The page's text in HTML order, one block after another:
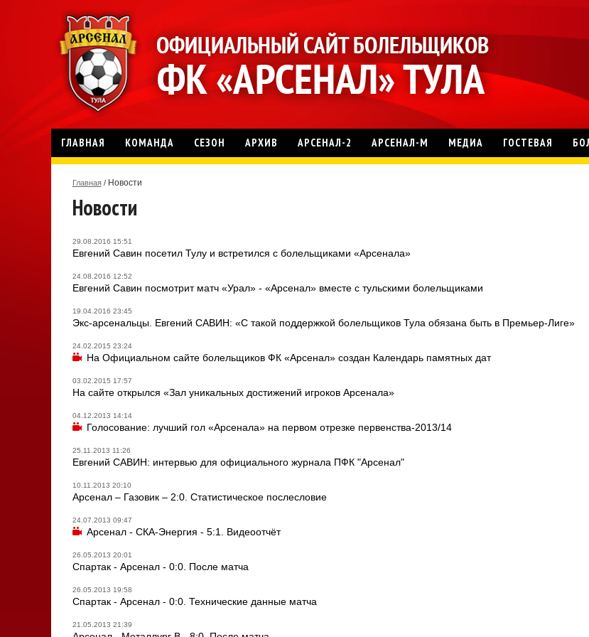
ГЛАВНАЯ КОМАНДА СЕЗОН АРХИВ АРСЕНАЛ-2 АРСЕНАЛ-М МЕДИА ГОСТЕВАЯ
Главная /Новости
Новости
29.08.2016 15:51
Евгений Савин посетил Тулу и встретился с болельщиками «Арсенала»
24.08.2016 12:52
Евгений Савин посмотрит матч «Урал» - «Арсенал» вместе с тульскими болельщиками
19.04.2016 23:45
Экс-арсенальцы. Евгений САВИН: «С такой поддержкой болельщиков Тула обязана быть в Премьер-Лиге»
24.02.2015 23:24
На Официальном сайте болельщиков ФК «Арсенал» создан Календарь памятных дат
03.02.2015 17:57
На сайте открылся «Зал уникальных достижений игроков Арсенала»
04.12.2013 14:14
Голосование: лучший гол «Арсенала» на первом отрезке первенства-2013/14
25.11.2013 11:26
Евгений САВИН: интервью для официального журнала ПФК "Арсенал"
10.11.2013 20:10
Арсенал – Газовик – 2:0. Статистическое послесловие
24.07.2013 09:47
Арсенал - СКА-Энергия - 5:1. Видеоотчёт
26.05.2013 20:01
Спартак - Арсенал - 0:0. После матча
26.05.2013 19:58
Спартак - Арсенал - 0:0. Технические данные матча
21.05.2013 21:39